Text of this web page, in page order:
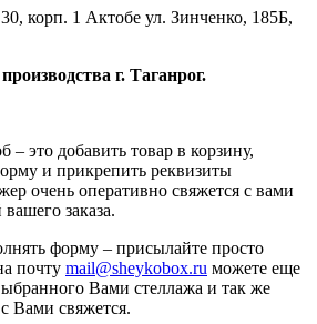
корп. 1 Актобе ул. Зинченко, 185Б,
г. Таганрог.
это добавить товар в корзину,
и прикрепить реквизиты
очень оперативно свяжется с вами
заказа.
форму – присылайте просто
почту mail@sheykobox.ru можете еще
Вами стеллажа и так же
Вами свяжется.